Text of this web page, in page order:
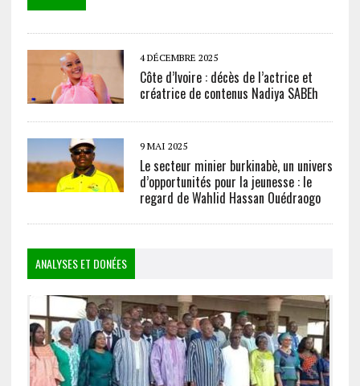
4 DÉCEMBRE 2025
Côte d’Ivoire : décès de l’actrice et
créatrice de contenus Nadiya SABEh
9 MAI 2025
Le secteur minier burkinabè, un univers
d’opportunités pour la jeunesse : le
regard de Wahlid Hassan Ouédraogo
ANALYSES ET DONÉES